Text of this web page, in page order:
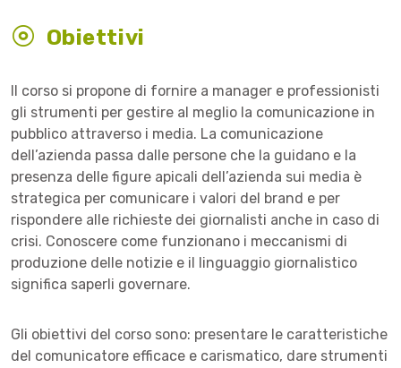
Obiettivi
Il corso si propone di fornire a manager e professionisti
gli strumenti per gestire al meglio la comunicazione in
pubblico attraverso i media. La comunicazione
dell’azienda passa dalle persone che la guidano e la
presenza delle figure apicali dell’azienda sui media è
strategica per comunicare i valori del brand e per
rispondere alle richieste dei giornalisti anche in caso di
crisi. Conoscere come funzionano i meccanismi di
produzione delle notizie e il linguaggio giornalistico
significa saperli governare.
Gli obiettivi del corso sono: presentare le caratteristiche
del comunicatore efficace e carismatico, dare strumenti